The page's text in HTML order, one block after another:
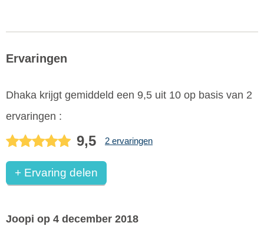
Ervaringen
Dhaka krijgt gemiddeld een 9,5 uit 10 op basis van 2
ervaringen :
9,5 2 ervaringen
+ Ervaring delen
Joopi op 4 december 2018